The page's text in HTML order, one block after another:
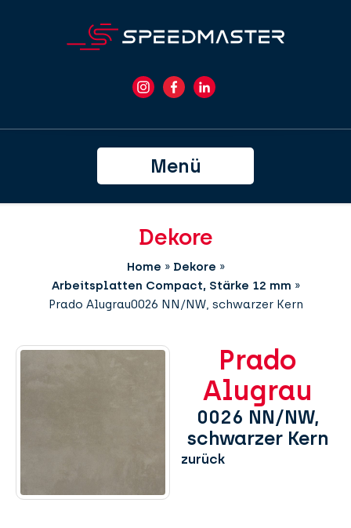
Menü
Dekore
Home » Dekore »
Arbeitsplatten Compact, Stärke 12 mm »
Prado Alugrau0026 NN/NW, schwarzer Kern
Prado
Alugrau
0026 NN/NW,
schwarzer Kern
zurück